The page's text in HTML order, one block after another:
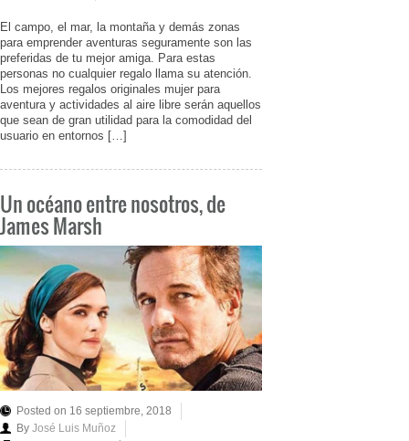
El campo, el mar, la montaña y demás zonas
para emprender aventuras seguramente son las
preferidas de tu mejor amiga. Para estas
personas no cualquier regalo llama su atención.
Los mejores regalos originales mujer para
aventura y actividades al aire libre serán aquellos
que sean de gran utilidad para la comodidad del
usuario en entornos […]
Un océano entre nosotros, de
James Marsh
Posted on 16 septiembre, 2018
By José Luis Muñoz